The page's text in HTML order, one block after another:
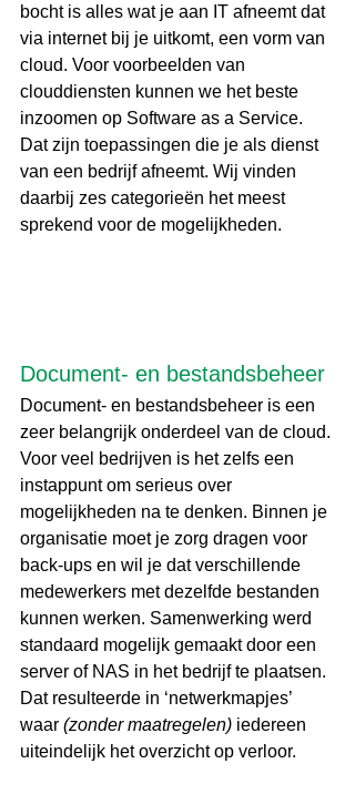
bocht is alles wat je aan IT afneemt dat
via internet bij je uitkomt, een vorm van
cloud. Voor voorbeelden van
clouddiensten kunnen we het beste
inzoomen op Software as a Service.
Dat zijn toepassingen die je als dienst
van een bedrijf afneemt. Wij vinden
daarbij zes categorieën het meest
sprekend voor de mogelijkheden.
Document- en bestandsbeheer
Document- en bestandsbeheer is een
zeer belangrijk onderdeel van de cloud.
Voor veel bedrijven is het zelfs een
instappunt om serieus over
mogelijkheden na te denken. Binnen je
organisatie moet je zorg dragen voor
back-ups en wil je dat verschillende
medewerkers met dezelfde bestanden
kunnen werken. Samenwerking werd
standaard mogelijk gemaakt door een
server of NAS in het bedrijf te plaatsen.
Dat resulteerde in ‘netwerkmapjes’
waar (zonder maatregelen) iedereen
uiteindelijk het overzicht op verloor.